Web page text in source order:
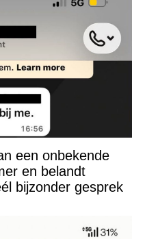
een onbekende
en belandt
bijzonder gesprek